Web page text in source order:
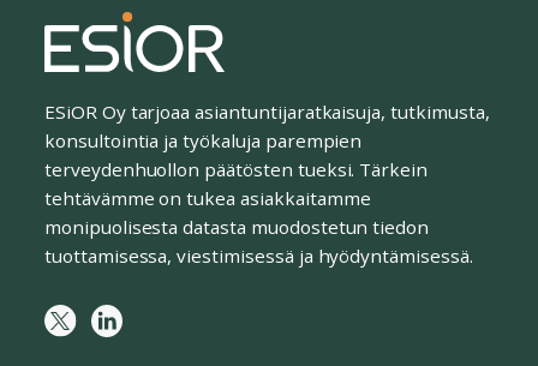
ESiOR Oy tarjoaa asiantuntijaratkaisuja, tutkimusta,
konsultointia ja työkaluja parempien
terveydenhuollon päätösten tueksi. Tärkein
tehtävämme on tukea asiakkaitamme
monipuolisesta datasta muodostetun tiedon
tuottamisessa, viestimisessä ja hyödyntämisessä.